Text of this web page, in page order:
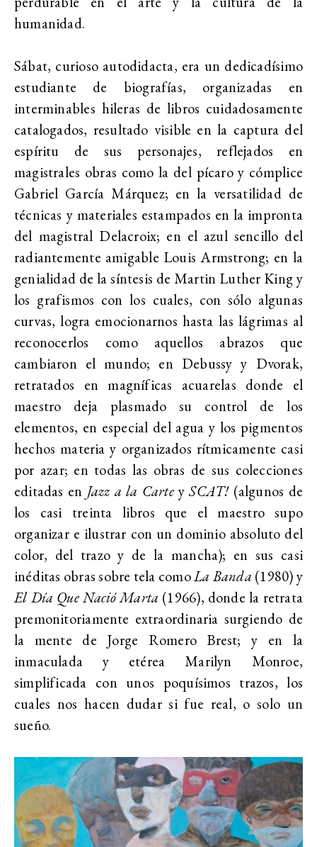
humanidad.
Sábat, curioso autodidacta, era un dedicadísimo
estudiante de biografías, organizadas en
interminables hileras de libros cuidadosamente
catalogados, resultado visible en la captura del
espíritu de sus personajes, reflejados en
magistrales obras como la del pícaro y cómplice
Gabriel García Márquez; en la versatilidad de
técnicas y materiales estampados en la impronta
del magistral Delacroix; en el azul sencillo del
radiantemente amigable Louis Armstrong; en la
genialidad de la síntesis de Martin Luther King y
los grafismos con los cuales, con sólo algunas
curvas, logra emocionarnos hasta las lágrimas al
reconocerlos como aquellos abrazos que
cambiaron el mundo; en Debussy y Dvorak,
retratados en magníficas acuarelas donde el
maestro deja plasmado su control de los
elementos, en especial del agua y los pigmentos
hechos materia y organizados rítmicamente casi
por azar; en todas las obras de sus colecciones
editadas en Jazz a la CarteySCAT!(algunos de
los casi treinta libros que el maestro supo
organizar e ilustrar con un dominio absoluto del
color, del trazo y de la mancha); en sus casi
inéditas obras sobre tela comoLa Banda (1980) y
El Día Que Nació Marta (1966), donde la retrata
premonitoriamente extraordinaria surgiendo de
la mente de Jorge Romero Brest; y en la
inmaculada y etérea Marilyn Monroe,
simplificada con unos poquísimos trazos, los
cuales nos hacen dudar si fue real, o solo un
sueño.